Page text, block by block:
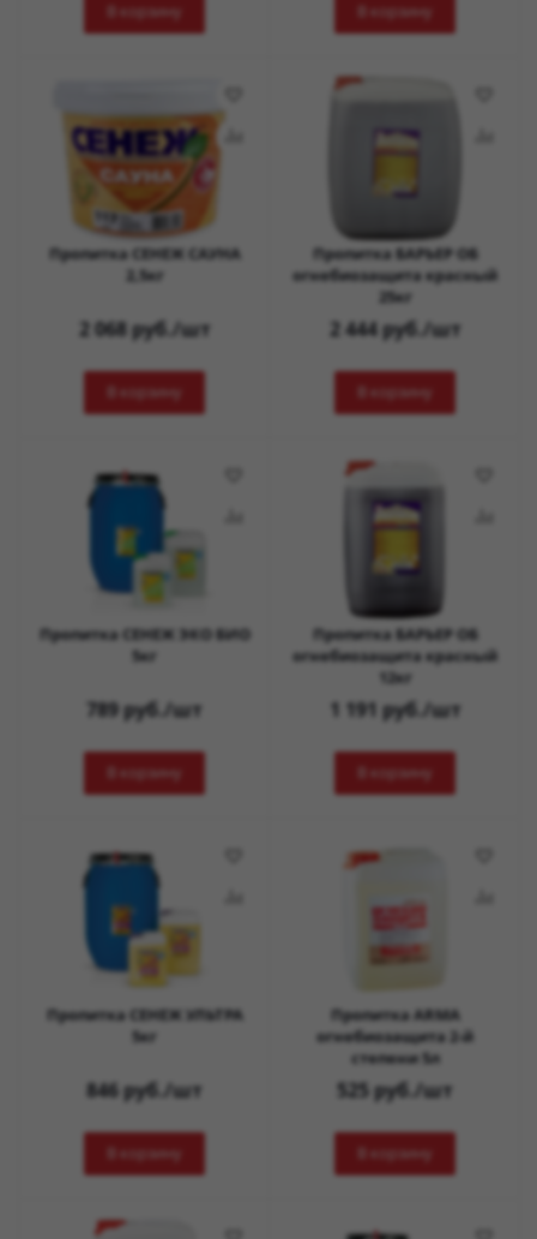
В корзину В корзину
Пропитка СЕНЕЖ САУНА
2,5кг
2 068 руб./шт
В корзину
Пропитка БАРЬЕР ОБ
огнебиозащита красный
25кг
2 444руб./шт
В корзину
Пропитка СЕНЕЖ ЭКО БИО
5кг
789руб./шт
В корзину
Пропитка БАРЬЕР ОБ
огнебиозащита красный
12кг
1 191 руб./шт
В корзину
Пропитка СЕНЕЖ УЛЬТРА
5кг
846руб./шт
В корзину
Пропитка ARMA
огнебиозащита 2-й
степени 5л
525 руб./шт
В корзину